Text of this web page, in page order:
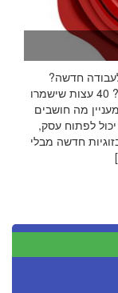
חדשה?
מעוניינים להקים עסק או להתחיל זוגיות חדשה? 40 עצות שישמרו
מה חושבים
לפתוח עסק,
חדשה מבלי